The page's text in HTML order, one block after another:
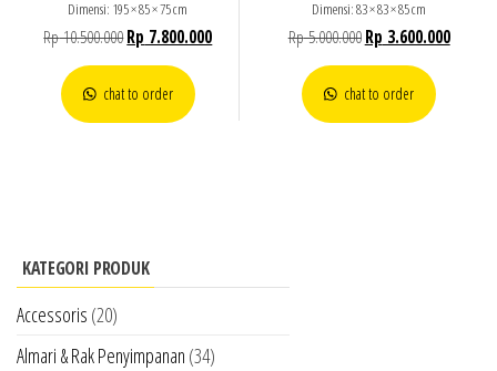
Dimensi: 195 × 85 × 75 cm
Rp10.500.000Rp 7.800.000
chat to order
Dimensi: 83 × 83 × 85 cm
Rp5.000.000 Rp 3.600.000
chat to order
KATEGORI PRODUK
Accessoris (20)
Almari & Rak Penyimpanan (34)